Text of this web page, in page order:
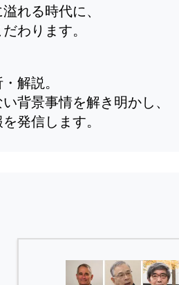
れる時代に、
わります。
解説。
背景事情を解き明かし、
発信します。